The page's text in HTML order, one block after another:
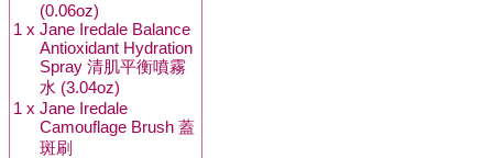
(0.06oz)
1 x Jane Iredale Balance
Antioxidant Hydration
Spray 清肌平衡噴霧
水 (3.04oz)
1 x Jane Iredale
Camouflage Brush 蓋
斑刷